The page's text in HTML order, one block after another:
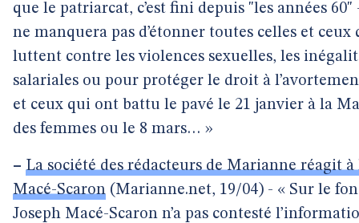
que le patriarcat, c’est fini depuis "les années 60"
ne manquera pas d’étonner toutes celles et ceux
luttent contre les violences sexuelles, les
salariales ou pour protéger le droit à
et ceux qui ont battu le pavé le 21 janvier à la
des femmes ou le 8 mars… »
– La société des rédacteurs de Marianne réagit à
Macé-Scaron (Marianne.net, 19/04) - « Sur le
Joseph Macé-Scaron n’a pas contesté